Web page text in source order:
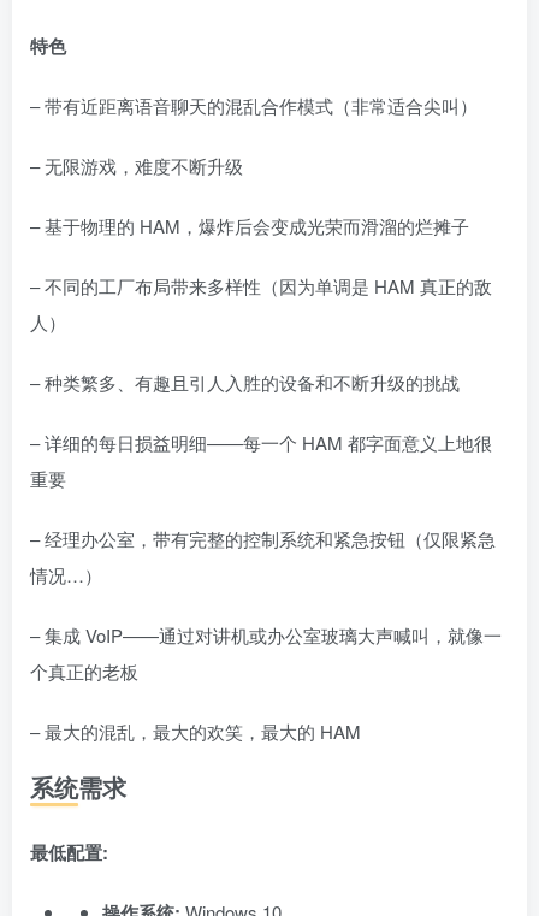
特色
– 带有近距离语音聊天的混乱合作模式（非常适合尖叫）
– 无限游戏，难度不断升级
– 基于物理的 HAM，爆炸后会变成光荣而滑溜的烂摊子
– 不同的工厂布局带来多样性（因为单调是 HAM 真正的敌
人）
– 种类繁多、有趣且引人入胜的设备和不断升级的挑战
– 详细的每日损益明细——每一个 HAM 都字面意义上地很
重要
– 经理办公室，带有完整的控制系统和紧急按钮（仅限紧急
情况…）
– 集成 VoIP——通过对讲机或办公室玻璃大声喊叫，就像一
个真正的老板
– 最大的混乱，最大的欢笑，最大的 HAM
系统需求
最低配置: